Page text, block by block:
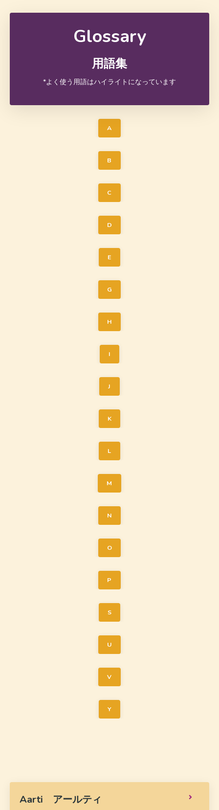
Glossary
用語集
*よく使う用語はハイライトになっています
A
B
C
D
E
G
H
I
J
K
L
M
N
O
P
S
U
V
Y
Aarti アールティ